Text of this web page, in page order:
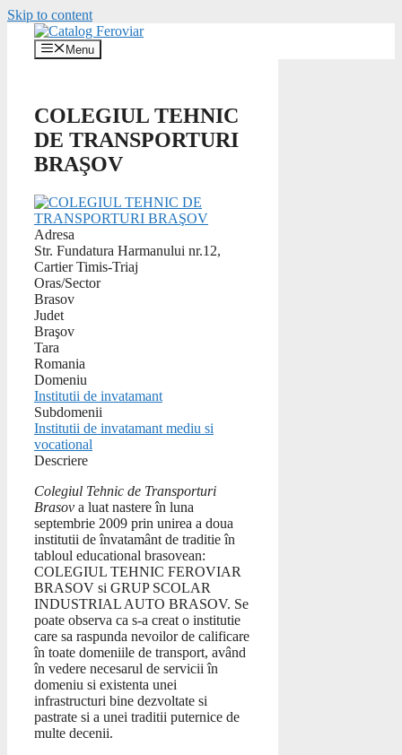
Skip to content
Menu
COLEGIUL TEHNIC
DE TRANSPORTURI
BRAŞOV
Adresa
Str. Fundatura Harmanului nr.12,
Cartier Timis-Triaj
Oras/Sector
Brasov
Judet
Braşov
Tara
Romania
Domeniu
Institutii de invatamant
Subdomenii
Institutii de invatamant mediu si
vocational
Descriere
Colegiul Tehnic de Transporturi
Brasov a luat nastere în luna
septembrie 2009 prin unirea a doua
institutii de învatamânt de traditie în
tabloul educational brasovean:
COLEGIUL TEHNIC FEROVIAR
BRASOV si GRUP SCOLAR
INDUSTRIAL AUTO BRASOV. Se
poate observa ca s-a creat o institutie
care sa raspunda nevoilor de calificare
în toate domeniile de transport, având
în vedere necesarul de servicii în
domeniu si existenta unei
infrastructuri bine dezvoltate si
pastrate si a unei traditii puternice de
multe decenii.